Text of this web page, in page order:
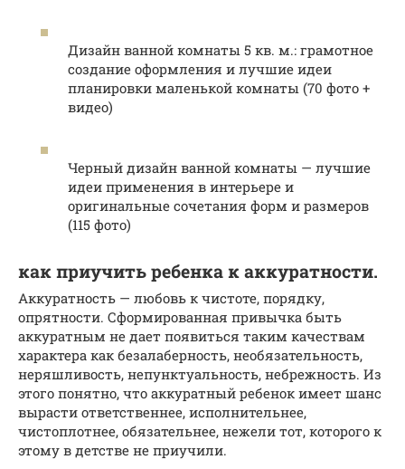
Дизайн ванной комнаты 5 кв. м.: грамотное
создание оформления и лучшие идеи
планировки маленькой комнаты (70 фото +
видео)
Черный дизайн ванной комнаты — лучшие
идеи применения в интерьере и
оригинальные сочетания форм и размеров
(115 фото)
как приучить ребенка к аккуратности.
Аккуратность — любовь к чистоте, порядку,
опрятности. Сформированная привычка быть
аккуратным не дает появиться таким качествам
характера как безалаберность, необязательность,
неряшливость, непунктуальность, небрежность. Из
этого понятно, что аккуратный ребенок имеет шанс
вырасти ответственнее, исполнительнее,
чистоплотнее, обязательнее, нежели тот, которого к
этому в детстве не приучили.